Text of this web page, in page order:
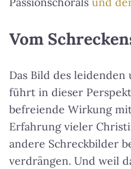
Vom
Das Bild des
führt in dieser
befreiende Wirkung
Erfahrung vieler
andere Schreckbilder
verdrängen. Und weil